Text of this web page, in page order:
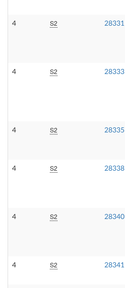
4 S2 28331
4 S2 28333
4 S2 28335
4 S2 28338
4 S2 28340
4 S2 28341